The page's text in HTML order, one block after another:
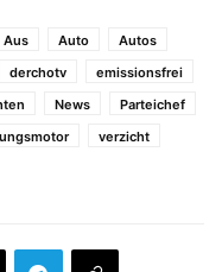
Aus Auto
Autos
derchotv
emissionsfrei
News
Parteichef
verzicht